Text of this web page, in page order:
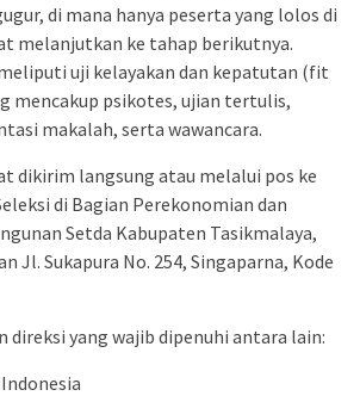
di mana hanya peserta yang lolos di
melanjutkan ke tahap berikutnya.
uji kelayakan dan kepatutan (fit
mencakup psikotes, ujian tertulis,
makalah, serta wawancara.
dikirim langsung atau melalui pos ke
di Bagian Perekonomian dan
Setda Kabupaten Tasikmalaya,
Jl. Sukapura No. 254, Singaparna, Kode
direksi yang wajib dipenuhi antara lain: